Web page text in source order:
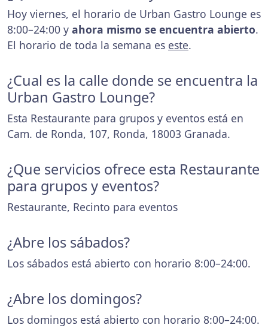
Hoy viernes, el horario de Urban Gastro Lounge es
8:00–24:00 y ahora mismo se encuentra abierto.
El horario de toda la semana es este.
¿Cual es la calle donde se encuentra la
Urban Gastro Lounge?
Esta Restaurante para grupos y eventos está en
Cam. de Ronda, 107, Ronda, 18003 Granada.
¿Que servicios ofrece esta Restaurante
para grupos y eventos?
Restaurante, Recinto para eventos
¿Abre los sábados?
Los sábados está abierto con horario 8:00–24:00.
¿Abre los domingos?
Los domingos está abierto con horario 8:00–24:00.